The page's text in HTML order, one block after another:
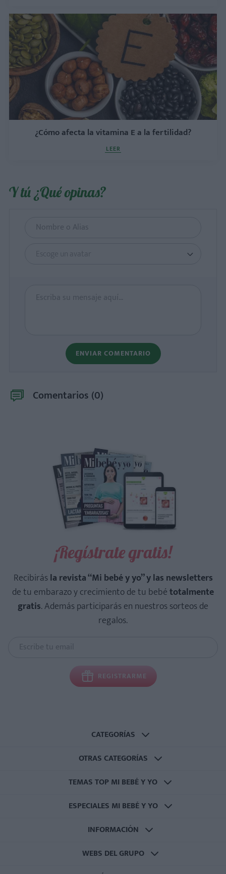
¿Cómo afecta la vitamina E a la fertilidad?
LEER
Y tú ¿Qué opinas?
Escoge un avatar
ENVIAR COMENTARIO
Comentarios (0)
¡Regístrate gratis!
Recibirásla revista “Mi bebé y yo” y las newsletters
de tu embarazo y crecimiento de tu bebétotalmente
gratis. Además participarás en nuestros sorteos de
regalos.
REGISTRARME
CATEGORÍAS
OTRAS CATEGORÍAS
TEMAS TOP MI BEBÉ Y YO
ESPECIALES MI BEBÉ Y YO
INFORMACIÓN
WEBS DEL GRUPO